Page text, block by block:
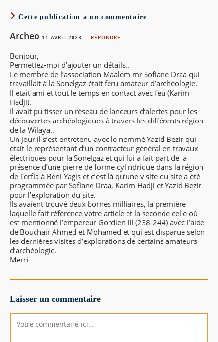
Cette publication a un commentaire
Archeo 11 AVRIL 2023 RÉPONDRE
Bonjour,
Permettez-moi d’ajouter un détails..
Le membre de l’association Maalem mr Sofiane Draa qui
travaillait à la Sonelgaz était féru amateur d’archéologie.
Il était ami et tout le temps en contact avec feu (Karim
Hadji).
Il avait pu tisser un réseau de lanceurs d’alertes pour les
découvertes archéologiques à travers les différents région
de la Wilaya..
Un jour il s’est entretenu avec le nommé Yazid Bezir qui
était le représentant d’un contracteur général en travaux
électriques pour la Sonelgaz et qui lui a fait part de la
présence d’une pierre de forme cylindrique dans la région
de Terfia à Béni Yagis et c’est là qu’une visite du site a été
programmée par Sofiane Draa, Karim Hadji et Yazid Bezir
pour l’exploration du site.
Ils avaient trouvé deux bornes milliaires, la première
laquelle fait référence votre article et la seconde celle où
est mentionné l’empereur Gordien III (238-244) avec l’aide
de Bouchair Ahmed et Mohamed et qui est disparue selon
les dernières visites d’explorations de certains amateurs
d’archéologie.
Merci
Laisser un commentaire
Comment